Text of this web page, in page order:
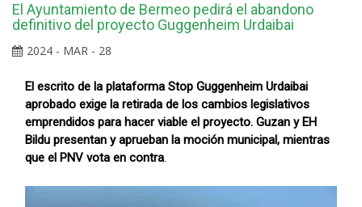
El Ayuntamiento de Bermeo pedirá el abandono
definitivo del proyecto Guggenheim Urdaibai
2024 - MAR - 28
El escrito de la plataforma Stop Guggenheim Urdaibai
aprobado exige la retirada de los cambios legislativos
emprendidos para hacer viable el proyecto. Guzan y EH
Bildu presentan y aprueban la moción municipal, mientras
que el PNV vota en contra.